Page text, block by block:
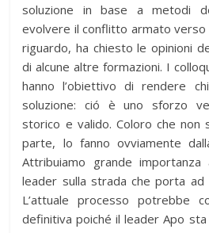
soluzione in base a metodi
evolvere il conflitto armato verso
riguardo, ha chiesto le opinioni
di alcune altre formazioni. I
hanno l’obiettivo di rendere
soluzione: ció è uno sforzo
storico e valido. Coloro che non
parte, lo fanno ovviamente
Attribuiamo grande
leader sulla strada che porta ad
L’attuale processo potrebbe
definitiva poiché il leader Apo